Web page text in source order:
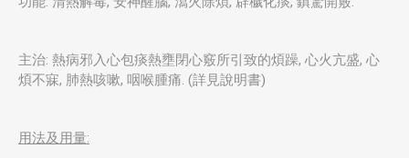
主治: 熱病邪入心包痰熱壅閉心竅所引致的煩躁, 心火亢盛, 心
煩不寐, 肺熱咳嗽, 咽喉腫痛. (詳見說明書)
用法及用量: